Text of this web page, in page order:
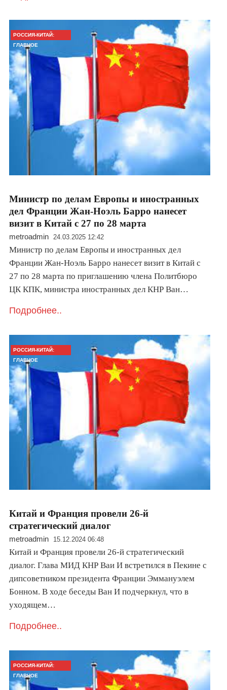
РОССИЯ-КИТАЙ:
ГЛАВНОЕ
Министр по делам Европы и иностранных
дел Франции Жан-Ноэль Барро нанесет
визит в Китай с 27 по 28 марта
metroadmin 24.03.2025 12:42
Министр по делам Европы и иностранных дел
Франции Жан-Ноэль Барро нанесет визит в Китай с
27 по 28 марта по приглашению члена Политбюро
ЦК КПК, министра иностранных дел КНР Ван…
Подробнее..
РОССИЯ-КИТАЙ:
ГЛАВНОЕ
Китай и Франция провели 26-й
стратегический диалог
metroadmin 15.12.2024 06:48
Китай и Франция провели 26-й стратегический
диалог. Глава МИД КНР Ваи И встретился в Пекине с
дипсоветником президента Франции Эммануэлем
Бонном. В ходе беседы Ван И подчеркнул, что в
уходящем…
Подробнее..
РОССИЯ-КИТАЙ:
ГЛАВНОЕ